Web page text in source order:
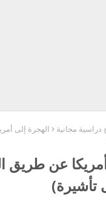
دراسية مجانية
الهجرة إلى
عن طريق
تأشيرة)